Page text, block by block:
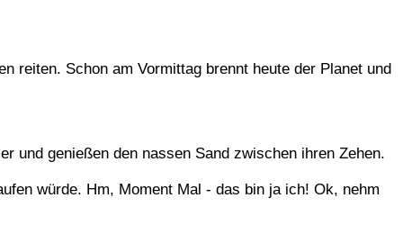
reiten. Schon am Vormittag brennt heute der Planet und
und genießen den nassen Sand zwischen ihren Zehen.
würde. Hm, Moment Mal - das bin ja ich! Ok, nehm